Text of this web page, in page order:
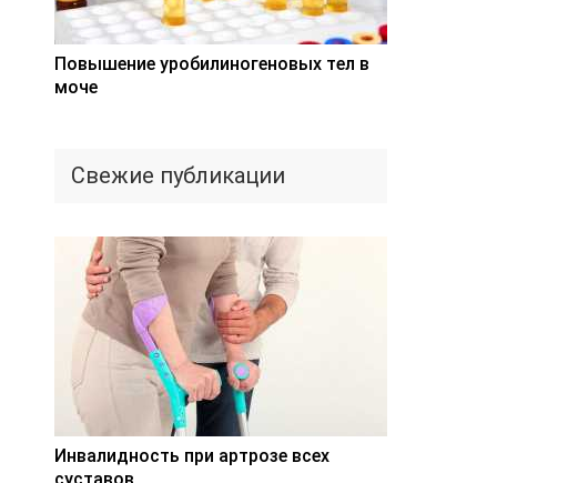
Повышение уробилиногеновых тел в
моче
Свежие публикации
Инвалидность при артрозе всех